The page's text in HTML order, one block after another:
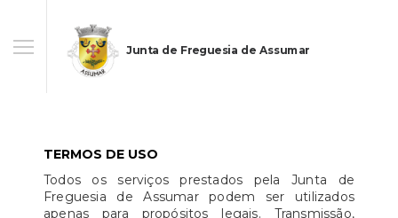
Junta de Freguesia de Assumar
TERMOS DE USO
Todos os serviços prestados pela Junta de
Freguesia de Assumar podem ser utilizados
apenas para propósitos legais. Transmissão,